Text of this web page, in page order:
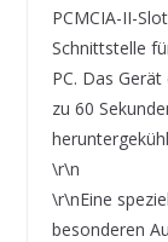
PCMCIA-II-
Schnittstelle
PC. Das
zu 60
\r\n
\r\nEine
besonderen